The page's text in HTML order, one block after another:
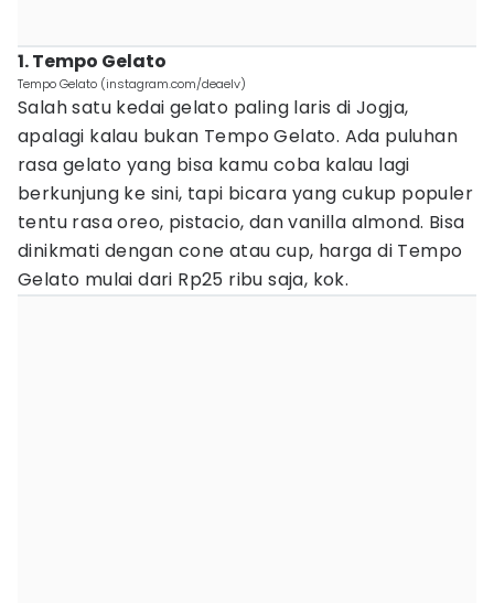
1. Tempo Gelato
Tempo Gelato (instagram.com/deaelv)
Salah satu kedai gelato paling laris di Jogja,
apalagi kalau bukan Tempo Gelato. Ada puluhan
rasa gelato yang bisa kamu coba kalau lagi
berkunjung ke sini, tapi bicara yang cukup populer
tentu rasa oreo, pistacio, dan vanilla almond. Bisa
dinikmati dengan cone atau cup, harga di Tempo
Gelato mulai dari Rp25 ribu saja, kok.